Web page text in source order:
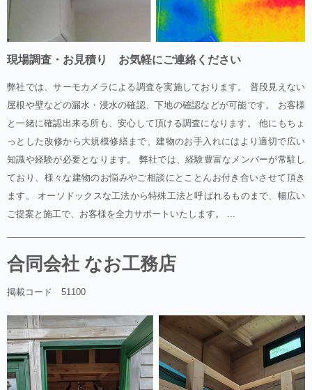
現場調査・お見積り お気軽にご連絡ください
弊社では、サーモカメラによる調査を実施しております。 普段見えない
屋根や壁などの漏水・浸水の確認、下地の確認などが可能です。 お客様
と一緒に確認出来る所も、安心して頂ける調査になります。 他にもちょ
っとした改修から大規模修繕まで、建物のお手入れにはより適切で広い
知識や経験が必要となります。 弊社では、経験豊富なメンバーが常駐し
ており、様々な建物のお悩みやご相談にとことんお付き合いさせて頂き
ます。 オーソドックスな工法から特殊工法と呼ばれるものまで、幅広い
ご提案と施工で、お客様を全力サポートいたします。 ...
合同会社 なお工務店
掲載コード 51100